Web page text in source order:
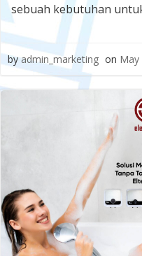
sebuah kebutuhan
by admin_marketing on May